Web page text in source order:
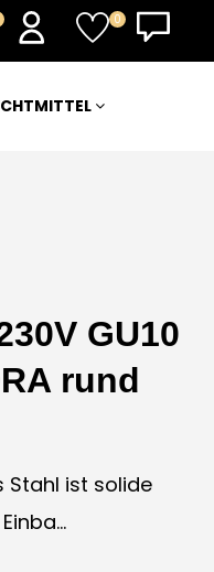
0
GU10
rund
Stahl ist solide